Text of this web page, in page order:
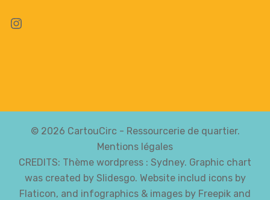
Instagram
© 2026 CartouCirc - Ressourcerie de quartier.
Mentions légales
CREDITS: Thème wordpress : Sydney. Graphic chart
was created by Slidesgo. Website includ icons by
Flaticon, and infographics & images by Freepik and